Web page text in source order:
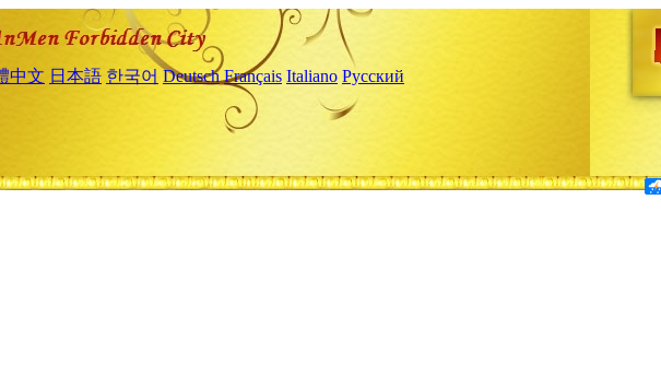
中文 日本語 한국어 Deutsch Français Italiano Русский